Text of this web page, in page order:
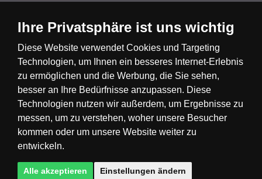
Česká republika Slovensko Deutschland
Magyarország Österreich België
Nederland
Ihre Privatsphäre ist uns wichtig
Diese Website verwendet Cookies und Targeting
Technologien, um Ihnen ein besseres Internet-Erlebnis
zu ermöglichen und die Werbung, die Sie sehen,
besser an Ihre Bedürfnisse anzupassen. Diese
Technologien nutzen wir außerdem, um Ergebnisse zu
messen, um zu verstehen, woher unsere Besucher
kommen oder um unsere Website weiter zu
entwickeln.
Alle akzeptieren Einstellungen ändern